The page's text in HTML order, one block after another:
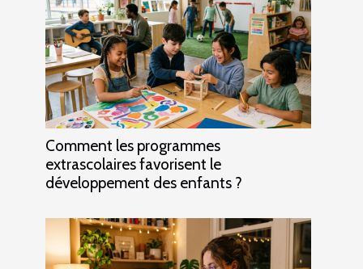
Comment les programmes
extrascolaires favorisent le
développement des enfants ?